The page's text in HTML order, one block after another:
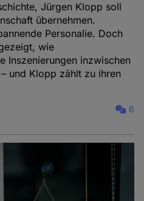
Jürgen Klopp soll
übernehmen.
Personalie. Doch
wie
Inszenierungen inzwischen
und Klopp zählt zu ihren
6